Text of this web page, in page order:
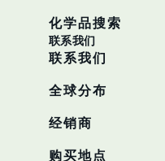
化学品搜索
联系我们
联系我们
全球分布
经销商
购买地点